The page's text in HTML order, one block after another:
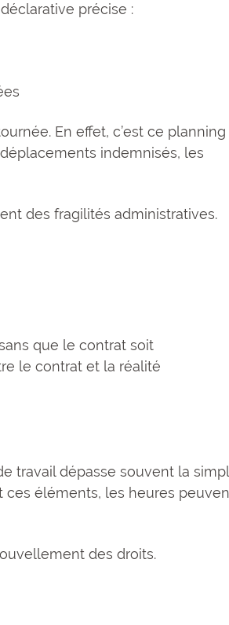
précise :
En effet, c’est ce planning
indemnisés, les
des fragilités administratives.
que le contrat soit
le contrat et la réalité
travail dépasse souvent la
ces éléments, les heures
des droits.